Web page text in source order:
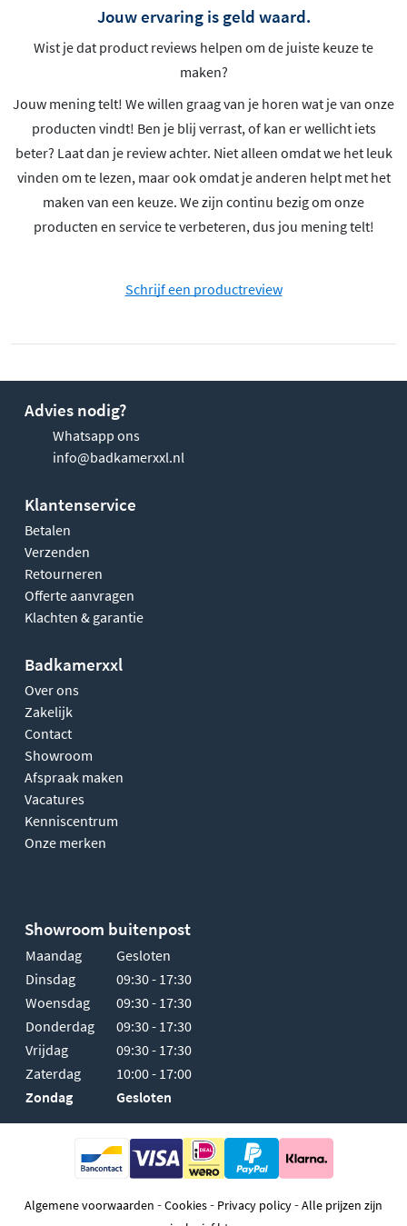
Jouw ervaring is geld waard.
Wist je dat product reviews helpen om de juiste keuze te
maken?
Jouw mening telt! We willen graag van je horen wat je van onze
producten vindt! Ben je blij verrast, of kan er wellicht iets
beter? Laat dan je review achter. Niet alleen omdat we het leuk
vinden om te lezen, maar ook omdat je anderen helpt met het
maken van een keuze. We zijn continu bezig om onze
producten en service te verbeteren, dus jou mening telt!
Schrijf een productreview
Advies nodig?
Whatsapp ons
info@badkamerxxl.nl
Klantenservice
Betalen
Verzenden
Retourneren
Offerte aanvragen
Klachten & garantie
Badkamerxxl
Over ons
Zakelijk
Contact
Showroom
Afspraak maken
Vacatures
Kenniscentrum
Onze merken
Showroom buitenpost
Maandag
Gesloten
Dinsdag
09:30 - 17:30
Woensdag
09:30 - 17:30
Donderdag
09:30 - 17:30
Vrijdag
09:30 - 17:30
Zaterdag
10:00 - 17:00
Zondag
Gesloten
Algemene voorwaarden -Cookies- Privacy policy-Alle prijzen zijn